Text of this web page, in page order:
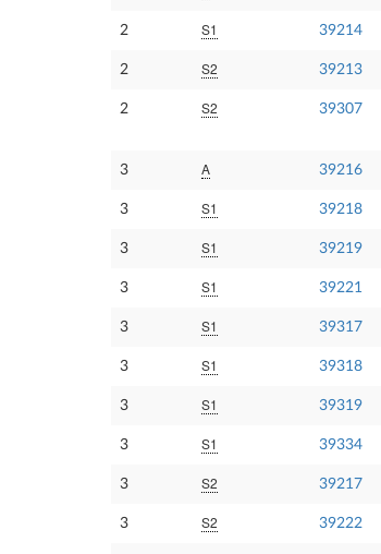
2 S1 39214
2 S2 39213
2 S2 39307
3 A 39216
3 S1 39218
3 S1 39219
3 S1 39221
3 S1 39317
3 S1 39318
3 S1 39319
3 S1 39334
3 S2 39217
3 S2 39222